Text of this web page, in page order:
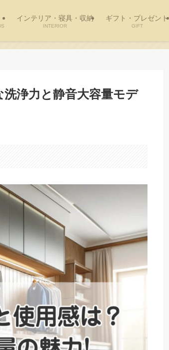
インテリア・寝具・収納
INTERIOR
ギフト・プレゼント
GIFT
浄力と静音大容量モデ